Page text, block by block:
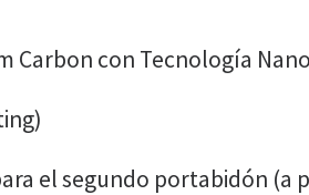
Carbon con Tecnología
el segundo portabidón (a